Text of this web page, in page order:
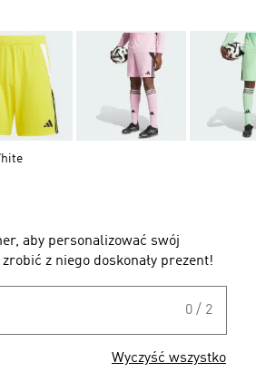
aby personalizować swój
z niego doskonały prezent!
0 / 2
Wyczyść wszystko